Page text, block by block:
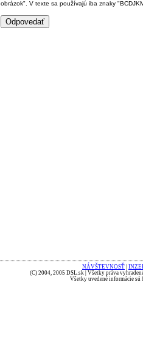
obrázok". V texte sa používajú iba znaky
NÁVŠTEVNOSŤ
(C) 2004, 2005 DSL.sk | Všetky práva
Všetky uvedené informácie sú